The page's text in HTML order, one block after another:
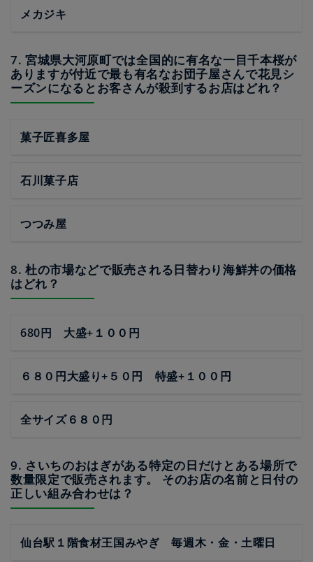
メカジキ
7. 宮城県大河原町では全国的に有名な一目千本桜が
ありますが付近で最も有名なお団子屋さんで花見シ
ーズンになるとお客さんが殺到するお店はどれ？
菓子匠喜多屋
石川菓子店
つつみ屋
8. 杜の市場などで販売される日替わり海鮮丼の価格
はどれ？
680円 大盛+１００円
６８０円大盛り+５０円 特盛+１００円
全サイズ６８０円
9. さいちのおはぎがある特定の日だけとある場所で
数量限定で販売されます。 そのお店の名前と日付の
正しい組み合わせは？
仙台駅１階食材王国みやぎ 毎週木・金・土曜日